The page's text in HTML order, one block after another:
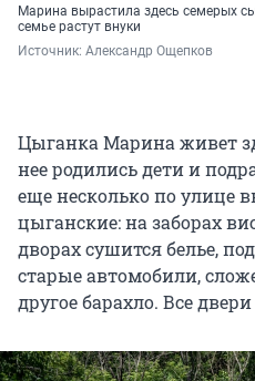
Марина вырастила здесь семерых
семье растут внуки
Источник: Александр Ощепков
Цыганка Марина живет
нее родились дети и
еще несколько по улице
цыганские: на заборах
дворах сушится белье,
старые автомобили,
другое барахло. Все